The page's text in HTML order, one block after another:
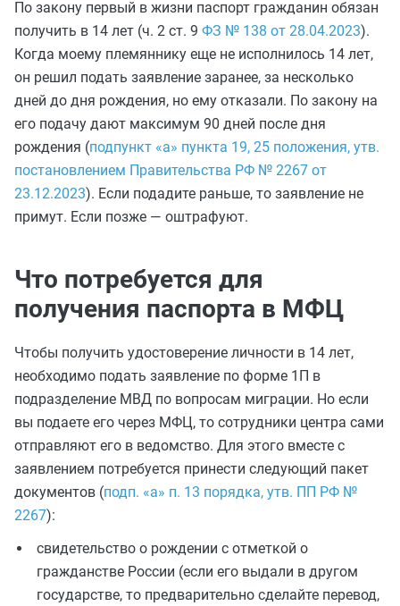
По закону первый в жизни паспорт гражданин обязан
получить в 14 лет (ч. 2 ст. 9 ФЗ № 138 от 28.04.2023).
Когда моему племяннику еще не исполнилось 14 лет,
он решил подать заявление заранее, за несколько
дней до дня рождения, но ему отказали. По закону на
его подачу дают максимум 90 дней после дня
рождения (подпункт «а» пункта 19, 25 положения, утв.
постановлением Правительства РФ № 2267 от
23.12.2023). Если подадите раньше, то заявление не
примут. Если позже — оштрафуют.
Что потребуется для
получения паспорта в МФЦ
Чтобы получить удостоверение личности в 14 лет,
необходимо подать заявление по форме 1П в
подразделение МВД по вопросам миграции. Но если
вы подаете его через МФЦ, то сотрудники центра сами
отправляют его в ведомство. Для этого вместе с
заявлением потребуется принести следующий пакет
документов (подп. «а» п. 13 порядка, утв. ПП РФ №
2267):
свидетельство о рождении с отметкой о
гражданстве России (если его выдали в другом
государстве, то предварительно сделайте перевод,